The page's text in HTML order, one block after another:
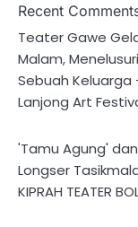
Recent
Teater Gawe
Malam,
Sebuah
Lanjong Art
'Tamu Agung'
Longser
KIPRAH TEATER